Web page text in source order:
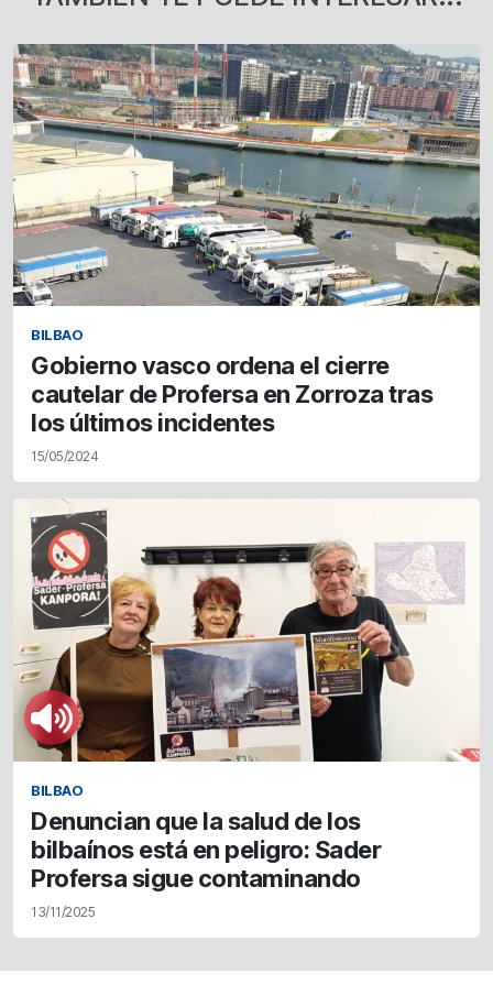
BILBAO
Gobierno vasco ordena el cierre
cautelar de Profersa en Zorroza tras
los últimos incidentes
15/05/2024
BILBAO
Denuncian que la salud de los
bilbaínos está en peligro: Sader
Profersa sigue contaminando
13/11/2025